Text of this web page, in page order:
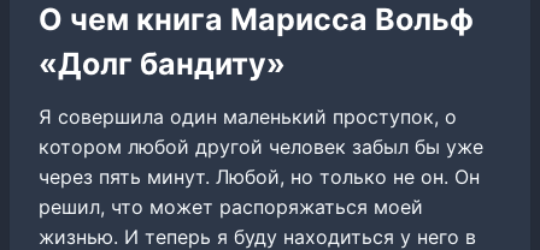
О чем книга Марисса Вольф
«Долг бандиту»
Я совершила один маленький проступок, о
котором любой другой человек забыл бы уже
через пять минут. Любой, но только не он. Он
решил, что может распоряжаться моей
жизнью. И теперь я буду находиться у него в